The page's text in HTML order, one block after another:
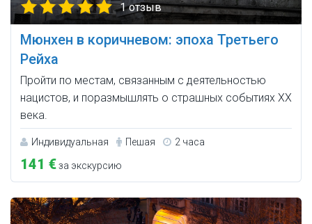
1 отзыв
Мюнхен в коричневом: эпоха Третьего
Рейха
Пройти по местам, связанным с деятельностью
нацистов, и поразмышлять о страшных событиях XX
века.
Индивидуальная Пешая 2 часа
141 €за экскурсию